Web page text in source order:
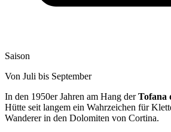
Saison
Von Juli bis September
In den 1950er Jahren am Hang derTofana
Hütte seit langem ein Wahrzeichen für
Wanderer in den Dolomiten von Cortina.